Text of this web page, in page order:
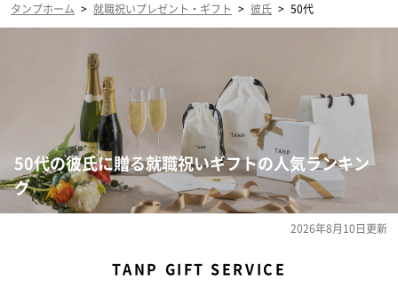
タンプホーム > 就職祝いプレゼント・ギフト > 彼氏 > 50代
50代の彼氏に贈る就職祝いギフトの人気ランキン
グ
2026年8月10日更新
TANP GIFT SERVICE